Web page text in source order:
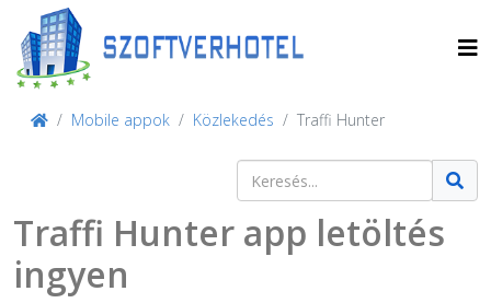
Mobile appok Közlekedés Traffi Hunter
Keresés
Traffi Hunter app letöltés
ingyen